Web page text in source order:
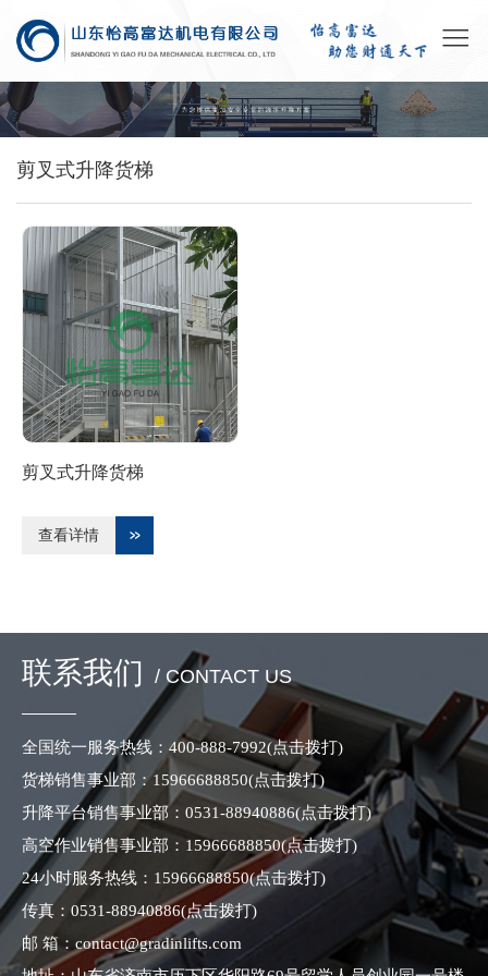
剪叉式升降货梯
剪叉式升降货梯
查看详情
联系我们 / CONTACT US
全国统一服务热线： 400-888-7992(点击拨打)
货梯销售事业部：15966688850(点击拨打)
升降平台销售事业部： 0531-88940886(点击拨打)
高空作业销售事业部： 15966688850(点击拨打)
24小时服务热线： 15966688850(点击拨打)
传真： 0531-88940886(点击拨打)
邮 箱： contact@gradinlifts.com